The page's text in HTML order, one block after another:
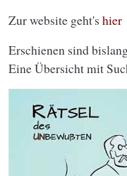
Zur website geht's hier
Erschienen sind
Eine Übersicht mit